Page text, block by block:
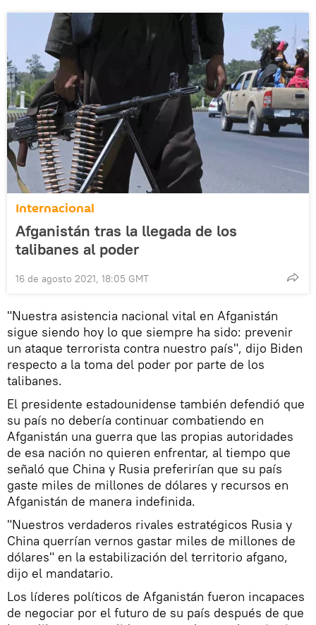
Internacional
Afganistán tras la llegada de los
talibanes al poder
16 de agosto 2021, 18:05 GMT
"Nuestra asistencia nacional vital en Afganistán
sigue siendo hoy lo que siempre ha sido: prevenir
un ataque terrorista contra nuestro país", dijo Biden
respecto a la toma del poder por parte de los
talibanes.
El presidente estadounidense también defendió que
su país no debería continuar combatiendo en
Afganistán una guerra que las propias autoridades
de esa nación no quieren enfrentar, al tiempo que
señaló que China y Rusia preferirían que su país
gaste miles de millones de dólares y recursos en
Afganistán de manera indefinida.
"Nuestros verdaderos rivales estratégicos Rusia y
China querrían vernos gastar miles de millones de
dólares" en la estabilización del territorio afgano,
dijo el mandatario.
Los líderes políticos de Afganistán fueron incapaces
de negociar por el futuro de su país después de que